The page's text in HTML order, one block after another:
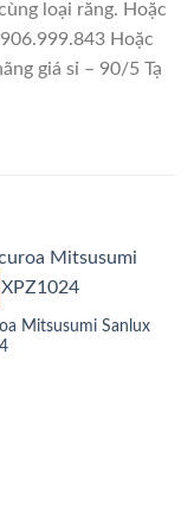
loại răng. Hoặc
Hoặc
giá sỉ – 90/5 Tạ
Mitsusumi Sanlux